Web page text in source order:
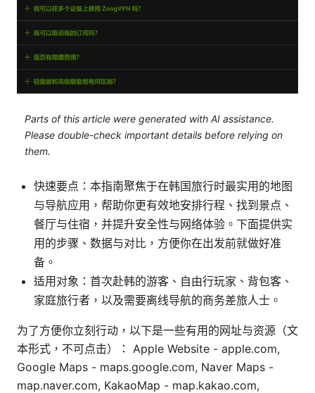
Parts of this article were generated with AI assistance.
Please double-check important details before relying on
them.
快速要点：本指南聚焦于在韩国旅行时最实用的地图
与导航应用，帮助你更有效地安排行程、找到景点、
餐厅与住宿，并提升安全性与网络体验。下面提供实
用的步骤、数据与对比，方便你在出发前就做好准
备。
适用对象：首次赴韩的游客、自由行玩家、背包客、
家庭旅行者，以及需要离线导航的商务差旅人士。
为了方便你立刻行动，以下是一些有用的网址与资源（文
本形式，不可点击）： Apple Website - apple.com,
Google Maps - maps.google.com, Naver Maps -
map.naver.com, KakaoMap - map.kakao.com,